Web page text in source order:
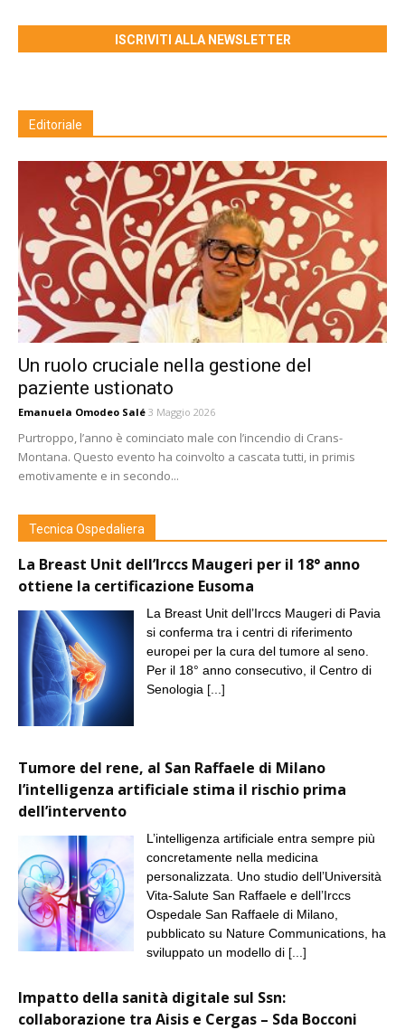
ISCRIVITI ALLA NEWSLETTER
Editoriale
Un ruolo cruciale nella gestione del
paziente ustionato
Emanuela Omodeo Salé 3 Maggio 2026
Purtroppo, l’anno è cominciato male con l’incendio di Crans-
Montana. Questo evento ha coinvolto a cascata tutti, in primis
emotivamente e in secondo...
Tecnica Ospedaliera
La Breast Unit dell’Irccs Maugeri per il 18° anno
ottiene la certificazione Eusoma
La Breast Unit dell’Irccs Maugeri di Pavia
si conferma tra i centri di riferimento
europei per la cura del tumore al seno.
Per il 18° anno consecutivo, il Centro di
Senologia [...]
Tumore del rene, al San Raffaele di Milano
l’intelligenza artificiale stima il rischio prima
dell’intervento
L’intelligenza artificiale entra sempre più
concretamente nella medicina
personalizzata. Uno studio dell’Università
Vita-Salute San Raffaele e dell’Irccs
Ospedale San Raffaele di Milano,
pubblicato su Nature Communications, ha
sviluppato un modello di [...]
Impatto della sanità digitale sul Ssn:
collaborazione tra Aisis e Cergas – Sda Bocconi